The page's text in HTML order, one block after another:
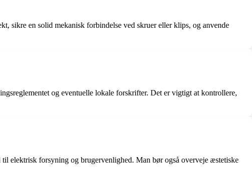
sikre en solid mekanisk forbindelse ved skruer eller klips, og anvende
og eventuelle lokale forskrifter. Det er vigtigt at kontrollere,
elektrisk forsyning og brugervenlighed. Man bør også overveje æstetiske